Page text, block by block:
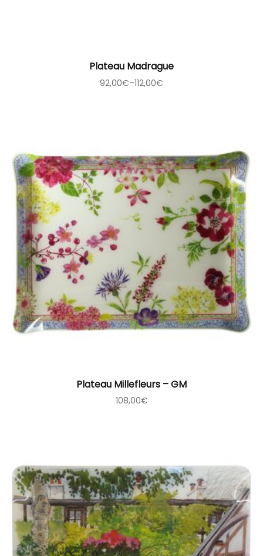
Plateau Madrague
92,00€–112,00€
Plateau Millefleurs – GM
108,00€